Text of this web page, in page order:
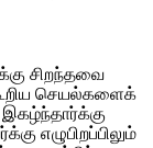
சிறந்தவை
செயல்களைக்
எழுபிறப்பிலும்